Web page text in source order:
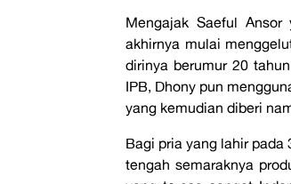
Mengajak Saeful
akhirnya mulai
dirinya berumur 20
IPB, Dhony pun
yang kemudian diberi
Bagi pria yang lahir pada
tengah semaraknya